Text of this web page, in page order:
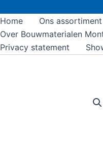
Home Ons assortiment
Over Bouwmaterialen
Privacy statement